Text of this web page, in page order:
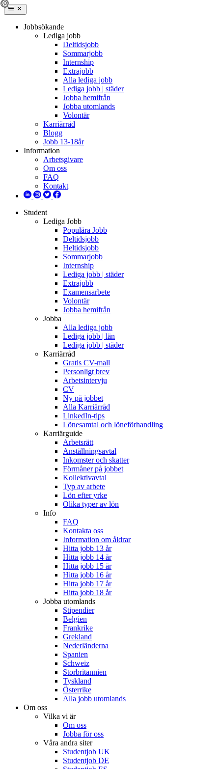
Jobbsökande
Lediga jobb
Deltidsjobb
Sommarjobb
Internship
Extrajobb
Alla lediga jobb
Lediga jobb | städer
Jobba hemifrån
Jobba utomlands
Volontär
Karriärråd
Blogg
Jobb 13-18år
Information
Arbetsgivare
Om oss
FAQ
Kontakt
Student
Lediga Jobb
Populära Jobb
Deltidsjobb
Heltidsjobb
Sommarjobb
Internship
Lediga jobb | städer
Extrajobb
Examensarbete
Volontär
Jobba hemifrån
Jobba
Alla lediga jobb
Lediga jobb | län
Lediga jobb | städer
Karriärråd
Gratis CV-mall
Personligt brev
Arbetsintervju
CV
Ny på jobbet
Alla Karriärråd
LinkedIn-tips
Lönesamtal och löneförhandling
Karriärguide
Arbetsrätt
Anställningsavtal
Inkomster och skatter
Förmåner på jobbet
Kollektivavtal
Typ av arbete
Lön efter yrke
Olika typer av lön
Info
FAQ
Kontakta oss
Information om åldrar
Hitta jobb 13 år
Hitta jobb 14 år
Hitta jobb 15 år
Hitta jobb 16 år
Hitta jobb 17 år
Hitta jobb 18 år
Jobba utomlands
Stipendier
Belgien
Frankrike
Grekland
Nederländerna
Spanien
Schweiz
Storbritannien
Tyskland
Österrike
Alla jobb utomlands
Om oss
Vilka vi är
Om oss
Jobba för oss
Våra andra siter
Studentjob UK
Studentjob DE